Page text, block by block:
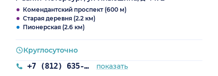
Комендантский проспект (600 м)
Старая деревня (2.2 км)
Пионерская (2.6 км)
+7 (812) 635-11-79 показать
Круглосуточно